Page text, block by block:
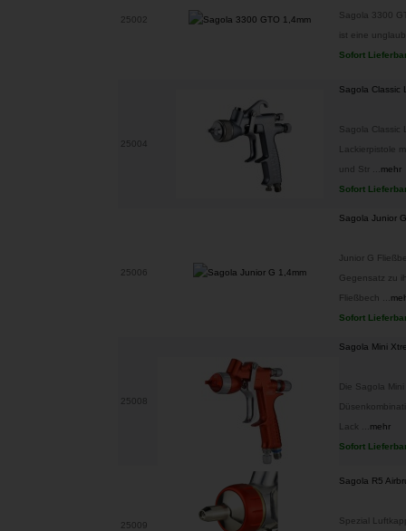
25002
Sagola 3300
ist eine
Sofort
25004
Sagola Classic
Sagola Classic
Lackierpistole
und Str ... mehr
Sofort
25006
Sagola Junior
Junior G
Gegensatz zu
Fließbech ...
Sofort
25008
Sagola Mini
Die Sagola
Lack ... mehr
Sofort
25009
Sagola R5
Spezial